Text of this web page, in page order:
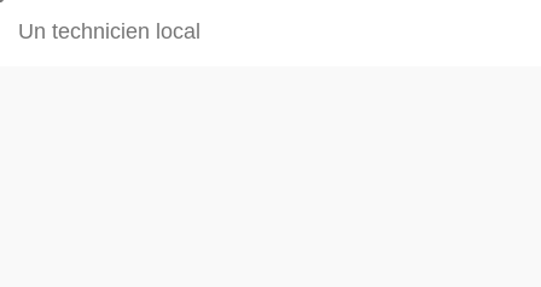
Un technicien local